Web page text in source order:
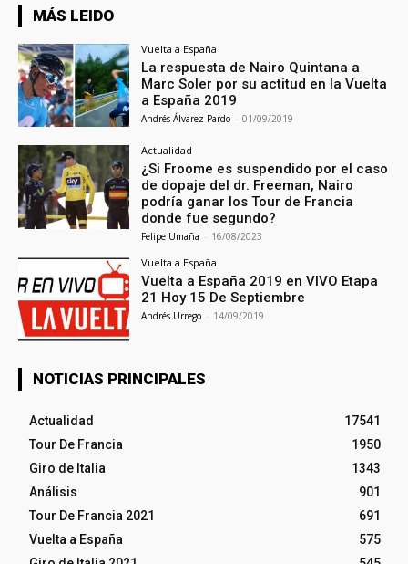
MÁS LEIDO
Vuelta a España
La respuesta de Nairo Quintana a
Marc Soler por su actitud en la Vuelta
a España 2019
Andrés Álvarez Pardo - 01/09/2019
Actualidad
¿Si Froome es suspendido por el caso
de dopaje del dr. Freeman, Nairo
podría ganar los Tour de Francia
donde fue segundo?
Felipe Umaña - 16/08/2023
Vuelta a España
Vuelta a España 2019 en VIVO Etapa
21 Hoy 15 De Septiembre
Andrés Urrego - 14/09/2019
NOTICIAS PRINCIPALES
Actualidad
17541
Tour De Francia
1950
Giro de Italia
1343
Análisis
901
Tour De Francia 2021
691
Vuelta a España
575